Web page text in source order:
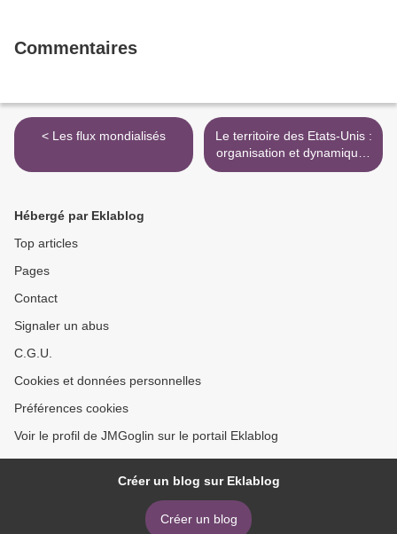
Commentaires
< Les flux mondialisés
Le territoire des Etats-Unis :
organisation et dynamiques
>
Hébergé par Eklablog
Top articles
Pages
Contact
Signaler un abus
C.G.U.
Cookies et données personnelles
Préférences cookies
Voir le profil de JMGoglin sur le portail Eklablog
Créer un blog sur Eklablog
Créer un blog